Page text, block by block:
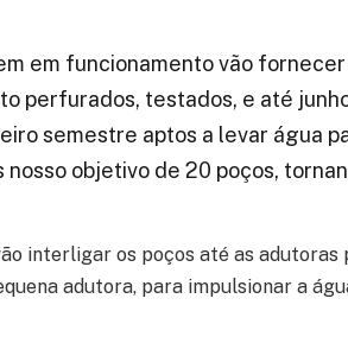
em funcionamento vão
perfurados, testados, e até
semestre aptos a levar água
nosso objetivo de 20 poços,
interligar os poços até as adutoras
adutora, para impulsionar a